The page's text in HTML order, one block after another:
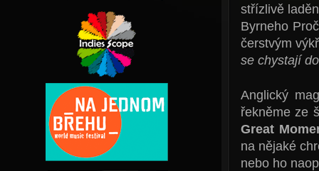
střízlivě
Byrneho
čerstvým
se chystají
Anglický
řekněme ze
Great
na nějaké
nebo ho